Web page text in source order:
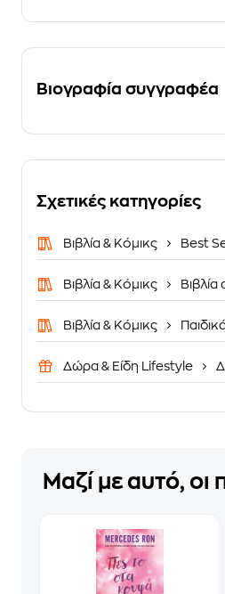
Βιογραφία συγγραφέα
Σχετικές κατηγορίες
Βιβλία & Κόμικς Best
Βιβλία & Κόμικς Βιβλία
Βιβλία & Κόμικς
Δώρα & Είδη Lifestyle
Μαζί με αυτό, οι